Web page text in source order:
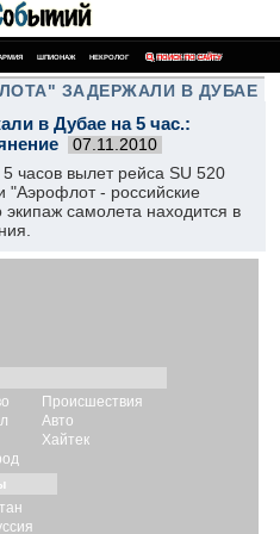
ШПИОНАЖ НЕКРОЛОГ ПОИСК ПО САЙТУ
ЗАДЕРЖАЛИ В ДУБАЕ
в Дубае на 5 час.:
07.11.2010
часов вылет рейса SU 520
"Аэрофлот - российские
самолета находится в
Происшествия
Авто
Хайтек